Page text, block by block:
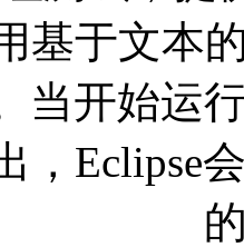
基于文本
当开始运
，Eclipse